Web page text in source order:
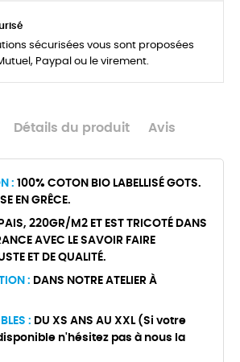
sécurisées vous sont proposées
Paypal ou le virement.
Détails du produit Avis
: 100% COTON BIO LABELLISÉ GOTS.
EN GRÊCE.
220GR/M2 ET EST TRICOTÉ DANS
AVEC LE SAVOIR FAIRE
ET DE QUALITÉ.
: DANS NOTRE ATELIER À
: DU XS ANS AU XXL (Si votre
n'hésitez pas à nous la